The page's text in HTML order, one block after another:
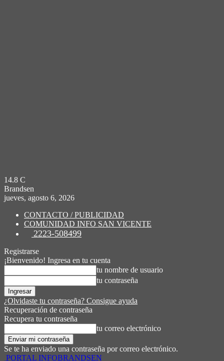
14.8 C
Brandsen
jueves, agosto 6, 2026
CONTACTO / PUBLICIDAD
COMUNIDAD INFO SAN VICENTE
2223-508499
Registrarse
¡Bienvenido! Ingresa en tu cuenta
tu nombre de usuario
tu contraseña
¿Olvidaste tu contraseña? Consigue ayuda
Recuperación de contraseña
Recupera tu contraseña
tu correo electrónico
Se te ha enviado una contraseña por correo electrónico.
PORTAL INFOBRANDSEN